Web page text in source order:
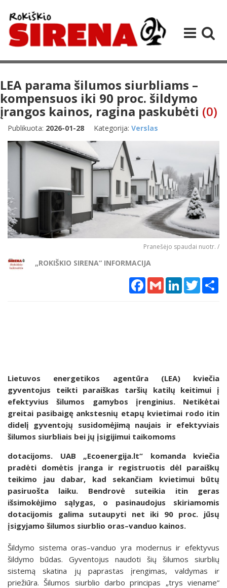
LEA parama šilumos siurbliams –
kompensuos iki 90 proc. šildymo
įrangos kainos, ragina paskubėti (0)
Publikuota: 2026-01-28 Kategorija: Verslas
Pranešėjo spaudai nuotr. /
„ROKIŠKIO SIRENA“ INFORMACIJA
Facebook
Gmail LinkedInTwitter
Lietuvos energetikos agentūra (LEA) kviečia
gyventojus teikti paraiškas taršių katilų keitimui į
efektyvius šilumos gamybos įrenginius. Netikėtai
greitai pasibaigę ankstesnių etapų kvietimai rodo itin
didelį gyventojų susidomėjimą naujais ir efektyviais
šilumos siurbliais bei jų įsigijimui taikomoms
dotacijoms. UAB „Ecoenergija.lt“ komanda kviečia
pradėti domėtis įranga ir registruotis dėl paraiškų
teikimo jau dabar, kad sekančiam kvietimui būtų
pasiruošta laiku. Bendrovė suteikia itin geras
išsimokėjimo sąlygas, o pasinaudojus skiriamomis
dotacijomis galima sutaupyti net iki 90 proc. jūsų
įsigyjamo šilumos siurblio oras–vanduo kainos.
Šildymo sistema oras–vanduo yra modernus ir efektyvus
šildymo būdas. Gyventojus naudoti šių šilumos siurblių
sistemą skatina jų paprastas įrengimas, valdymas ir
priežiūra. Šilumos siurblio darbo principas „trys viename“